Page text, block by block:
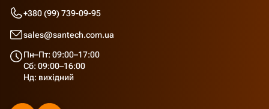
+380 (99) 739-09-95
sales@santech.com.ua
Пн–Пт: 09:00–17:00
Сб: 09:00–16:00
Нд: вихідний